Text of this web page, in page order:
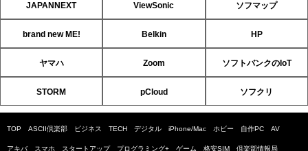
JAPANNEXT ViewSonic ソフマップ
brand new ME! Belkin HP
ヤマハ Zoom ソフトバンクのIoT
STORM pCloud ソフクリ
TOP ASCII倶楽部 ビジネス TECH デジタル iPhone/Mac ホビー 自作PC AV
アキバ スマホ スタートアップ プログラミング+ ゲーム 格安SIM 倶楽部情報局